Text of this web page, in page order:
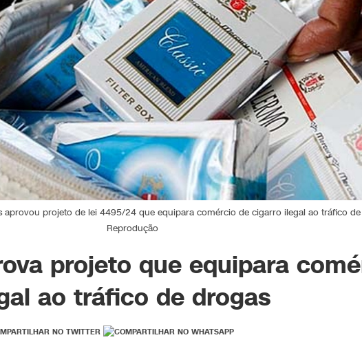
aprovou projeto de lei 4495/24 que equipara comércio de cigarro ilegal ao tráfico
Reprodução
projeto que equipara
ao tráfico de drogas